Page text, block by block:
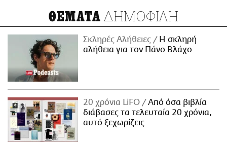
ΘΕΜΑΤΑ ΔΗΜΟΦΙΛΗ
Σκληρές Αλήθειες
H σκληρή
αλήθεια για τον Πάνο Βλάχο
20 χρόνια LiFO
Από όσα βιβλία
διάβασες τα τελευταία 20 χρόνια,
αυτό ξεχωρίζεις